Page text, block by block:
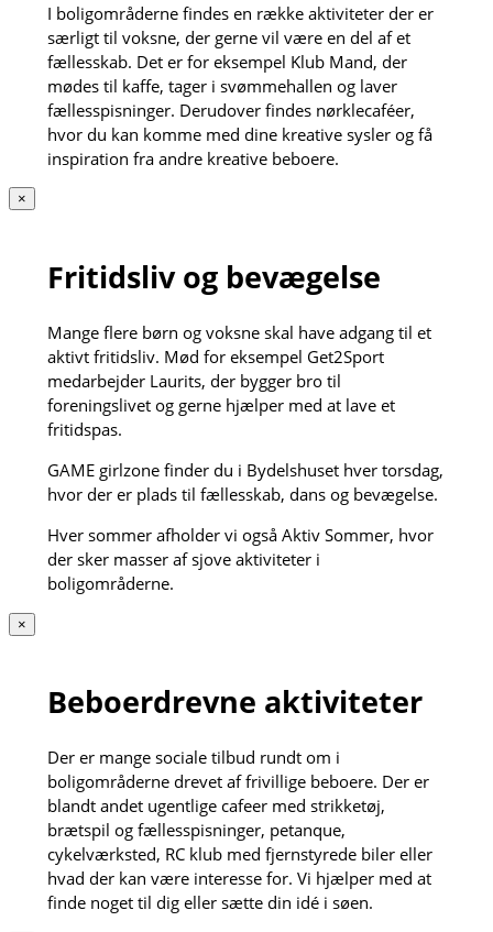
I boligområderne findes en række aktiviteter der er
særligt til voksne, der gerne vil være en del af et
fællesskab. Det er for eksempel Klub Mand, der
mødes til kaffe, tager i svømmehallen og laver
fællesspisninger. Derudover findes nørklecaféer,
hvor du kan komme med dine kreative sysler og få
inspiration fra andre kreative beboere.
×
Fritidsliv og bevægelse
Mange flere børn og voksne skal have adgang til et
aktivt fritidsliv. Mød for eksempel Get2Sport
medarbejder Laurits, der bygger bro til
foreningslivet og gerne hjælper med at lave et
fritidspas.
GAME girlzone finder du i Bydelshuset hver torsdag,
hvor der er plads til fællesskab, dans og bevægelse.
Hver sommer afholder vi også Aktiv Sommer, hvor
der sker masser af sjove aktiviteter i
boligområderne.
×
Beboerdrevne aktiviteter
Der er mange sociale tilbud rundt om i
boligområderne drevet af frivillige beboere. Der er
blandt andet ugentlige cafeer med strikketøj,
brætspil og fællesspisninger, petanque,
cykelværksted, RC klub med fjernstyrede biler eller
hvad der kan være interesse for. Vi hjælper med at
finde noget til dig eller sætte din idé i søen.